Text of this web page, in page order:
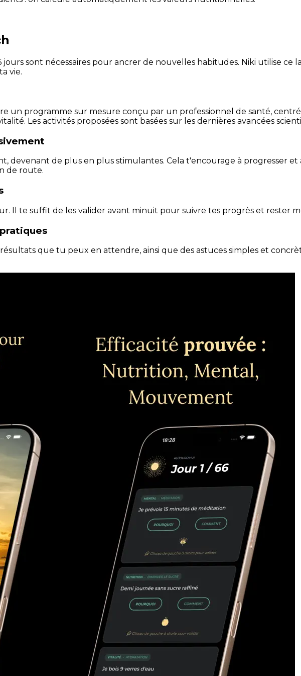
sont nécessaires pour ancrer de nouvelles habitudes. Niki utilise ce
vie.
un programme sur mesure conçu par un professionnel de santé,
Les activités proposées sont basées sur les dernières avancées
devenant de plus en plus stimulantes. Cela t'encourage à progresser
de route.
Il te suffit de les valider avant minuit pour suivre tes progrès et rester
que tu peux en attendre, ainsi que des astuces simples et